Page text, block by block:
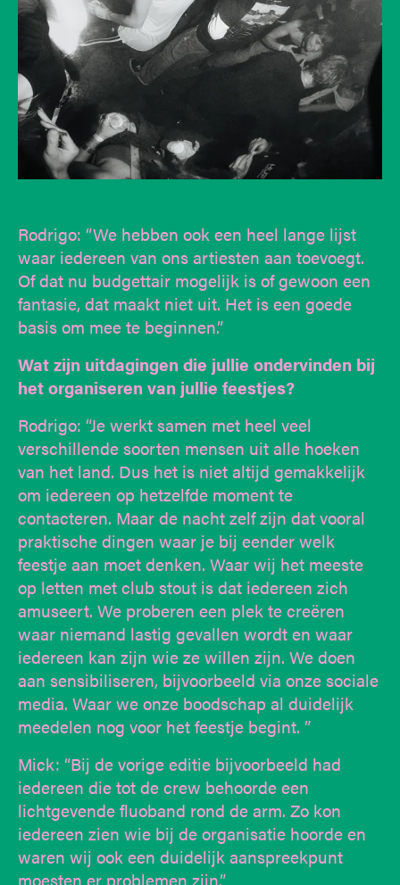
Rodrigo: “We hebben ook een heel lange lijst
waar iedereen van ons artiesten aan toevoegt.
Of dat nu budgettair mogelijk is of gewoon een
fantasie, dat maakt niet uit. Het is een goede
basis om mee te beginnen.”
Wat zijn uitdagingen die jullie ondervinden bij
het organiseren van jullie feestjes?
Rodrigo: “Je werkt samen met heel veel
verschillende soorten mensen uit alle hoeken
van het land. Dus het is niet altijd gemakkelijk
om iedereen op hetzelfde moment te
contacteren. Maar de nacht zelf zijn dat vooral
praktische dingen waar je bij eender welk
feestje aan moet denken. Waar wij het meeste
op letten met club stout is dat iedereen zich
amuseert. We proberen een plek te creëren
waar niemand lastig gevallen wordt en waar
iedereen kan zijn wie ze willen zijn. We doen
aan sensibiliseren, bijvoorbeeld via onze sociale
media. Waar we onze boodschap al duidelijk
meedelen nog voor het feestje begint. ”
Mick: “Bij de vorige editie bijvoorbeeld had
iedereen die tot de crew behoorde een
lichtgevende fluoband rond de arm. Zo kon
iedereen zien wie bij de organisatie hoorde en
waren wij ook een duidelijk aanspreekpunt
moesten er problemen zijn.”